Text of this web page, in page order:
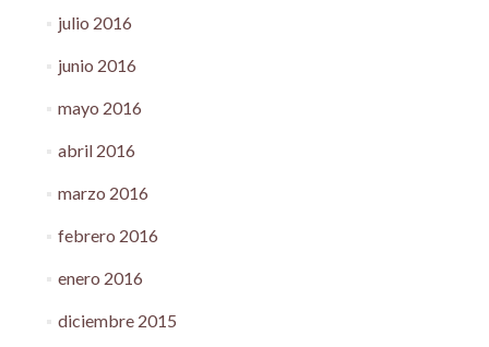
julio 2016
junio 2016
mayo 2016
abril 2016
marzo 2016
febrero 2016
enero 2016
diciembre 2015